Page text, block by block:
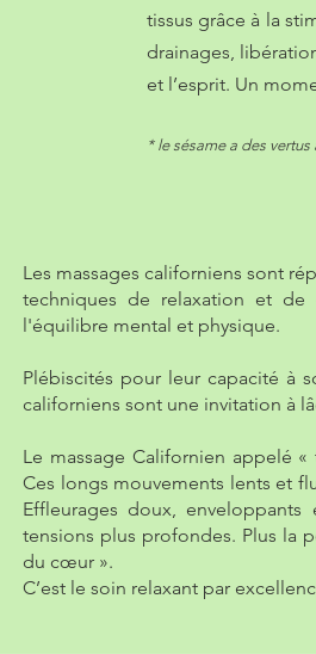
tissus grâce à la
drainages,
et l’esprit. Un
* le sésame a des
Les massages californiens sont
techniques de relaxation et de
l'équilibre mental et physique.
Plébiscités pour leur capacité à
californiens sont une invitation à
Le massage Californien appelé
Ces longs mouvements lents et
Effleurages doux,
tensions plus profondes. Plus la
du cœur ».
C’est le soin relaxant par